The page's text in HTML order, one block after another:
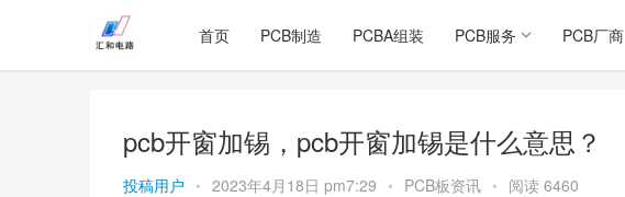
首页 PCB制造 PCBA组装 PCB服务 PCB厂商
pcb开窗加锡，pcb开窗加锡是什么意思？
投稿用户 • 2023年4月18日 pm7:29 • PCB板资讯 • 阅读 6460